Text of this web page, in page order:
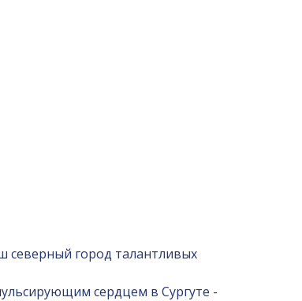
северный город талантливых
сердцем в Сургуте -